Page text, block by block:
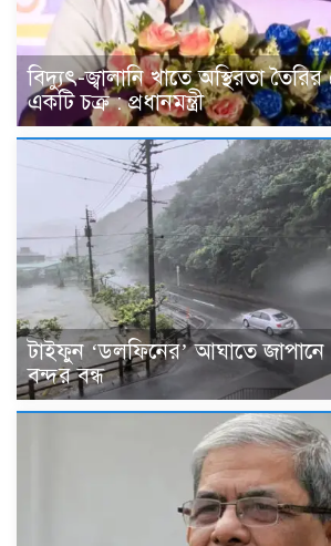
বিদ্যুৎ-জ্বালানি খাতে অস্থিরতা তৈরির
একটি চক্র : প্রধানমন্ত্রী
টাইফুন ‘ডলফিনের’ আঘাতে
বন্দর বন্ধ